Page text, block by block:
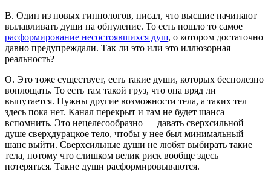
В. Один из новых гипнологов, писал, что высшие начинают
вылавливать души на обнуление. То есть пошло то самое
расформирование несостоявшихся душ, о котором достаточно
давно предупреждали. Так ли это или это иллюзорная
реальность?
О. Это тоже существует, есть такие души, которых бесполезно
воплощать. То есть там такой груз, что она вряд ли
выпутается. Нужны другие возможности тела, а таких тел
здесь пока нет. Канал перекрыт и там не будет шанса
вспомнить. Это нецелесообразно — давать сверхсильной
душе сверхдурацкое тело, чтобы у нее был минимальный
шанс выйти. Сверхсильные души не любят выбирать такие
тела, потому что слишком велик риск вообще здесь
потеряться. Такие души расформировываются.